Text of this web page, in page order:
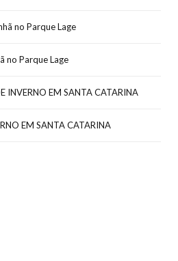
no Parque Lage
no Parque Lage
INVERNO EM SANTA CATARINA
EM SANTA CATARINA